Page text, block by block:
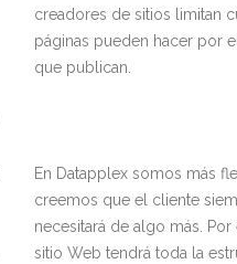
creadores de sitios limitan
páginas pueden hacer por
que publican.
En Datapplex somos más
creemos que el cliente
necesitará de algo más. Por
sitio Web tendrá toda la